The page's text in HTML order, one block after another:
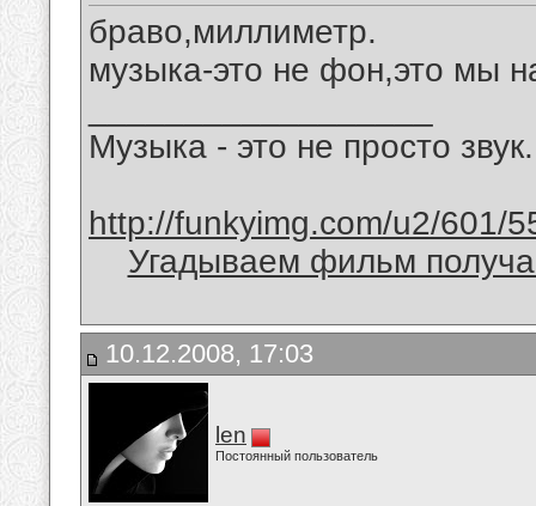
браво,миллиметр.
музыка-это не фон,это мы
Музыка - это не просто
http://funkyimg.com/u2/601/
Угадываем фильм
10.12.2008, 17:03
len
Постоянный пользователь